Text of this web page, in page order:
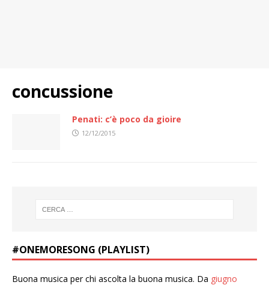
concussione
Penati: c’è poco da gioire
12/12/2015
#ONEMORESONG (PLAYLIST)
Buona musica per chi ascolta la buona musica. Da giugno